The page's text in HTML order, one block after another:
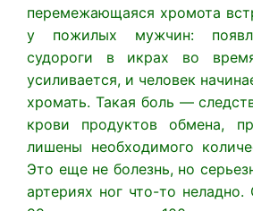
перемежающаяся хромота
у пожилых мужчин:
судороги в икрах во
усиливается, и человек
хромать. Такая боль —
крови продуктов обмена,
лишены необходимого
Это еще не болезнь, но
артериях ног что-то неладно.